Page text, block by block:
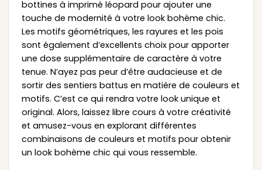
bottines à imprimé léopard pour ajouter une
touche de modernité à votre look bohème chic.
Les motifs géométriques, les rayures et les pois
sont également d’excellents choix pour apporter
une dose supplémentaire de caractère à votre
tenue. N’ayez pas peur d’être audacieuse et de
sortir des sentiers battus en matière de couleurs et
motifs. C’est ce qui rendra votre look unique et
original. Alors, laissez libre cours à votre créativité
et amusez-vous en explorant différentes
combinaisons de couleurs et motifs pour obtenir
un look bohème chic qui vous ressemble.